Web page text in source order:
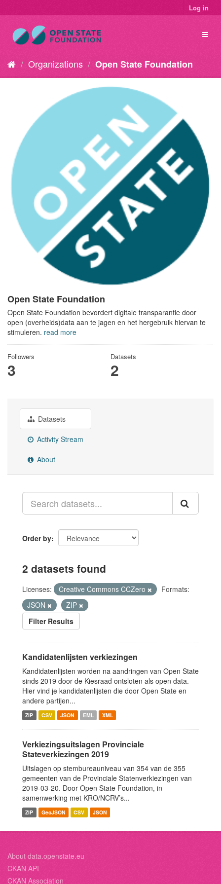
Log in
Organizations Open State Foundation
Open State Foundation
Open State Foundation bevordert digitale transparantie door
open (overheids)data aan te jagen en het hergebruik hiervan te
stimuleren. read more
Followers
3
Datasets
2
Datasets
Activity Stream
About
Order by
2 datasets found
Licenses: Creative Commons CCZero
Formats:
JSON
ZIP
Filter Results
Kandidatenlijsten verkiezingen
Kandidatenlijsten worden na aandringen van Open State
sinds 2019 door de Kiesraad ontsloten als open data.
Hier vind je kandidatenlijsten die door Open State en
andere partijen...
ZIP CSV JSON EML XML
Verkiezingsuitslagen Provinciale
Stateverkiezingen 2019
Uitslagen op stembureauniveau van 354 van de 355
gemeenten van de Provinciale Statenverkiezingen van
2019-03-20. Door Open State Foundation, in
samenwerking met KRO/NCRV’s...
ZIP GeoJSON CSV JSON
About data.openstate.eu
CKAN API
CKAN Association